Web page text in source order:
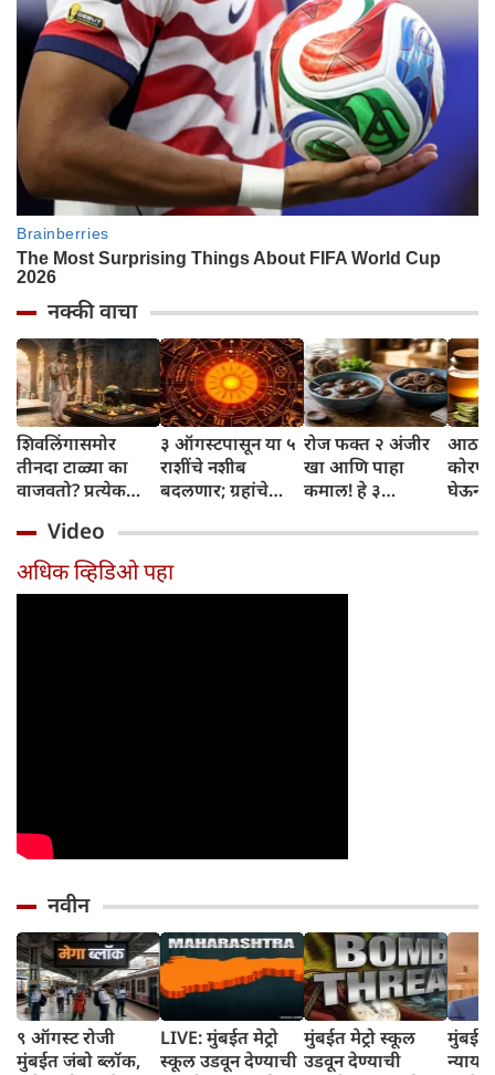
नक्की वाचा
शिवलिंगासमोर
तीनदा टाळ्या का
वाजवतो? प्रत्येक
जाणून घ्या
३ ऑगस्टपासून या ५
राशींचे नशीब
बदलणार; ग्रहांचे
संपतील आणि शुभ
दिवसांची सुरुवात
होईल
रोज फक्त २ अंजीर
खा आणि पाहा
कमाल! हे ३
तुम्हाला ठाऊक
घेऊन
Video
अधिक व्हिडिओ पहा
नवीन
९ ऑगस्ट रोजी
मुंबईत जंबो ब्लॉक,
LIVE: मुंबईत मेट्रो
स्कूल उडवून देण्याची
मुंबईत मेट्रो स्कूल
उडवून देण्याची
मुंबई